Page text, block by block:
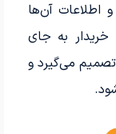
اطلاعات آن‌ها
به جای
تصمیم می‌گیرد و